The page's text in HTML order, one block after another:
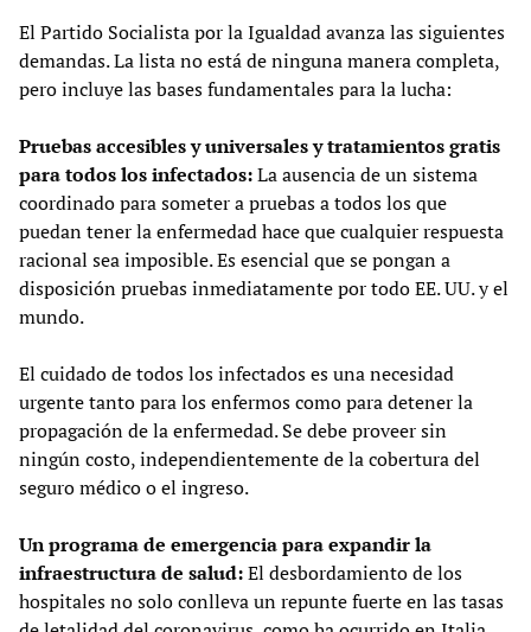
El Partido Socialista por la Igualdad avanza las siguientes
demandas. La lista no está de ninguna manera completa,
pero incluye las bases fundamentales para la lucha:
Pruebas accesibles y universales y tratamientos gratis
para todos los infectados:La ausencia de un sistema
coordinado para someter a pruebas a todos los que
puedan tener la enfermedad hace que cualquier respuesta
racional sea imposible. Es esencial que se pongan a
disposición pruebas inmediatamente por todo EE. UU. y el
mundo.
El cuidado de todos los infectados es una necesidad
urgente tanto para los enfermos como para detener la
propagación de la enfermedad. Se debe proveer sin
ningún costo, independientemente de la cobertura del
seguro médico o el ingreso.
Un programa de emergencia para expandir la
infraestructura de salud:El desbordamiento de los
hospitales no solo conlleva un repunte fuerte en las tasas